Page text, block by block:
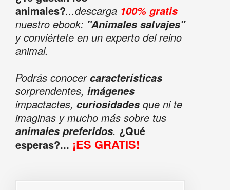
animales?...descarga 100% gratis
nuestro ebook: "Animales salvajes"
y conviértete en un experto del reino
animal.
Podrás conocercaracterísticas
sorprendentes, imágenes
impactactes, curiosidadesque ni te
imaginas y mucho más sobre tus
animales preferidos. ¿Qué
esperas?... ¡ES GRATIS!